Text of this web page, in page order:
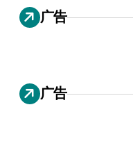
广告
广告